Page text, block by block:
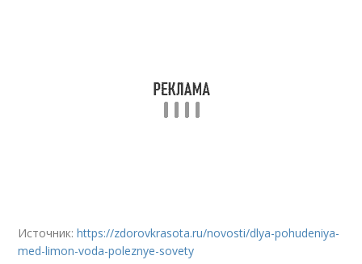
Источник:https://zdorovkrasota.ru/novosti/dlya-pohudeniya-
med-limon-voda-poleznye-sovety